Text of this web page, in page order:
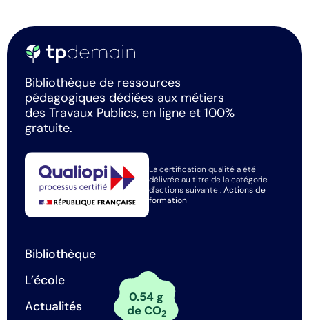
Bibliothèque de ressources
pédagogiques dédiées aux métiers
des Travaux Publics, en ligne et 100%
gratuite.
La certification qualité a été
délivrée au titre de la catégorie
d'actions suivante :Actions de
formation
Bibliothèque
L’école
Actualités
0.54 g
de CO2